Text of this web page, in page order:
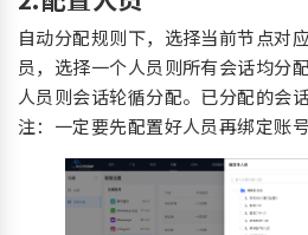
自动分配规则下，选择当前节点对
员，选择一个人员则所有会话均分
人员则会话轮循分配。已分配的会
注：一定要先配置好人员再绑定账号